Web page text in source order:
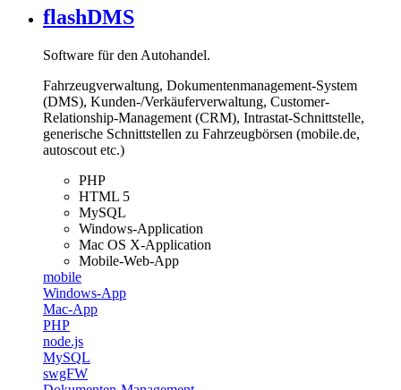
flashDMS
Software für den Autohandel.
Fahrzeugverwaltung, Dokumentenmanagement-System
(DMS), Kunden-/Verkäuferverwaltung, Customer-
Relationship-Management (CRM), Intrastat-Schnittstelle,
generische Schnittstellen zu Fahrzeugbörsen (mobile.de,
autoscout etc.)
PHP
HTML 5
MySQL
Windows-Application
Mac OS X-Application
Mobile-Web-App
mobile
Windows-App
Mac-App
PHP
node.js
MySQL
swgFW